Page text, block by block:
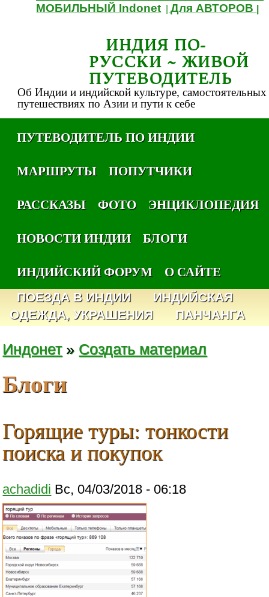
МОБИЛЬНЫЙ Indonet |Для АВТОРОВ
ИНДИЯ ПО-
РУССКИ ~ ЖИВОЙ
ПУТЕВОДИТЕЛЬ
Об Индии и индийской культуре, самостоятельных
путешествиях по Азии и пути к себе
ПУТЕВОДИТЕЛЬ ПО ИНДИИ
МАРШРУТЫ
ПОПУТЧИКИ
РАССКАЗЫ
ФОТО
ЭНЦИКЛОПЕДИЯ
НОВОСТИ ИНДИИ
БЛОГИ
ИНДИЙСКИЙ ФОРУМ
О САЙТЕ
ПОЕЗДА В ИНДИИ
ИНДИЙСКАЯ
ОДЕЖДА, УКРАШЕНИЯ
ПАНЧАНГА
Индонет» Создать материал
Блоги
Горящие туры: тонкости
поиска и покупок
achadidi Вс, 04/03/2018 - 06:18